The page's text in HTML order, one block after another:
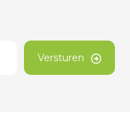
Versturen